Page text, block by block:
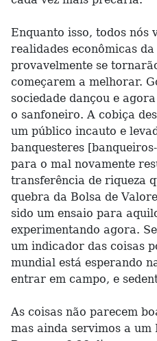
Enquanto isso, todos nós
realidades econômicas
provavelmente se
começarem a melhorar.
sociedade dançou e
o sanfoneiro. A cobiça
um público incauto e
banquesteres
para o mal novamente
transferência de riqueza
quebra da Bolsa de
sido um ensaio para
experimentando agora.
um indicador das coisas
mundial está esperando
entrar em campo, e
As coisas não parecem
mas ainda servimos a um